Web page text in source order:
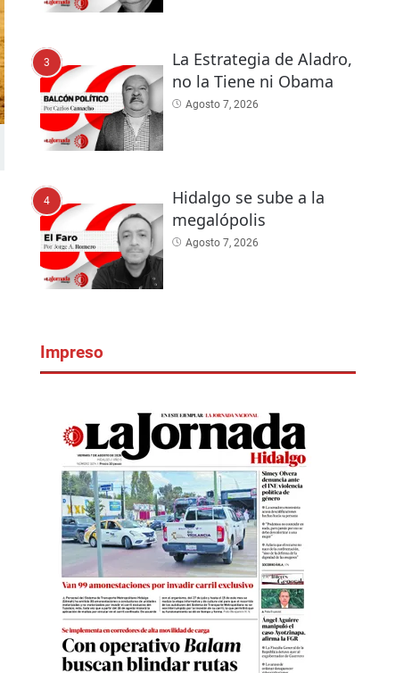
3
La Estrategia de Aladro,
no la Tiene ni Obama
Agosto 7, 2026
4
Hidalgo se sube a la
megalópolis
Agosto 7, 2026
Impreso